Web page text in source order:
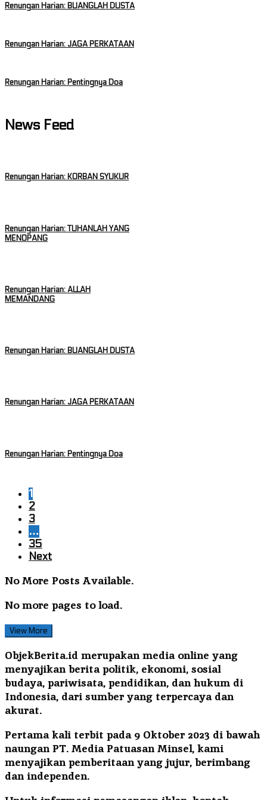
Renungan Harian: BUANGLAH DUSTA
Renungan Harian: JAGA PERKATAAN
Renungan Harian: Pentingnya Doa
News Feed
Renungan Harian: KORBAN SYUKUR
Renungan Harian: TUHANLAH YANG
MENOPANG
Renungan Harian: ALLAH
MEMANDANG
Renungan Harian: BUANGLAH DUSTA
Renungan Harian: JAGA PERKATAAN
Renungan Harian: Pentingnya Doa
1
2
3
…
35
Next
No More Posts Available.
No more pages to load.
View More
ObjekBerita.id merupakan media online yang
menyajikan berita politik, ekonomi, sosial
budaya, pariwisata, pendidikan, dan hukum di
Indonesia, dari sumber yang terpercaya dan
akurat.
Pertama kali terbit pada 9 Oktober 2023 di bawah
naungan PT. Media Patuasan Minsel, kami
menyajikan pemberitaan yang jujur, berimbang
dan independen.